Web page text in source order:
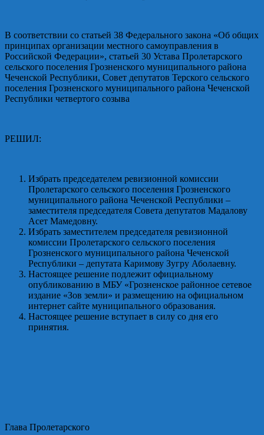
В соответствии со статьей 38 Федерального закона «Об общих
принципах организации местного самоуправления в
Российской Федерации», статьей 30 Устава Пролетарского
сельского поселения Грозненского муниципального района
Чеченской Республики, Совет депутатов Терского сельского
поселения Грозненского муниципального района Чеченской
Республики четвертого созыва
РЕШИЛ:
Избрать председателем ревизионной комиссии
Пролетарского сельского поселения Грозненского
муниципального района Чеченской Республики –
заместителя председателя Совета депутатов Мадалову
Асет Мамедовну.
Избрать заместителем председателя ревизионной
комиссии Пролетарского сельского поселения
Грозненского муниципального района Чеченской
Республики – депутата Каримову Зугру Аболаевну.
Настоящее решение подлежит официальному
опубликованию в МБУ «Грозненское районное сетевое
издание «Зов земли» и размещению на официальном
интернет сайте муниципального образования.
Настоящее решение вступает в силу со дня его
принятия.
Глава Пролетарского